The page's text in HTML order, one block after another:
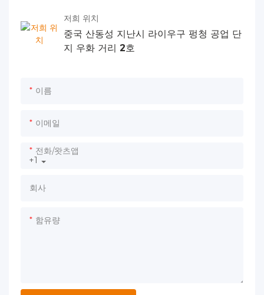
저희 위치
중국 산동성 지난시 라이우구 펑청 공업 단
지 우화 거리 2호
이름
이메일
+1
전화/왓츠앱
회사
함유량